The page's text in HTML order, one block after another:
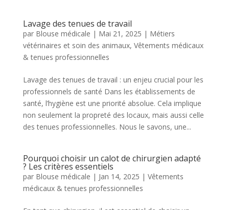
Lavage des tenues de travail
par Blouse médicale | Mai 21, 2025 | Métiers
vétérinaires et soin des animaux, Vêtements médicaux
& tenues professionnelles
Lavage des tenues de travail : un enjeu crucial pour les
professionnels de santé Dans les établissements de
santé, l’hygiène est une priorité absolue. Cela implique
non seulement la propreté des locaux, mais aussi celle
des tenues professionnelles. Nous le savons, une...
Pourquoi choisir un calot de chirurgien adapté
? Les critères essentiels
par Blouse médicale | Jan 14, 2025 | Vêtements
médicaux & tenues professionnelles